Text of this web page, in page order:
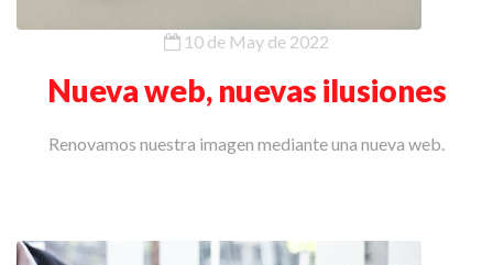
10 de May de 2022
Nueva web, nuevas ilusiones
Renovamos nuestra imagen mediante una nueva web.